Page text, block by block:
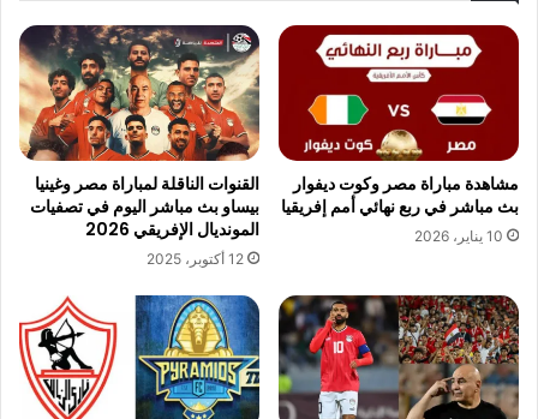
مشاهدة مباراة مصر وكوت ديفوار
بث مباشر في ربع نهائي أمم إفريقيا
10 يناير، 2026
القنوات الناقلة لمباراة مصر وغينيا
بيساو بث مباشر اليوم في تصفيات
المونديال الإفريقي 2026
12 أكتوبر، 2025